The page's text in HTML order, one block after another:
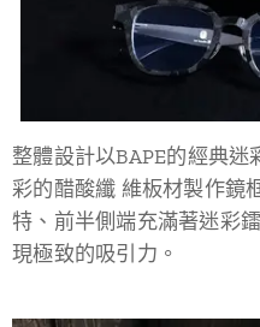
整體設計以BAPE的經典
彩的醋酸纖 維板材製作鏡
特、前半側端充滿著迷彩
現極致的吸引力。